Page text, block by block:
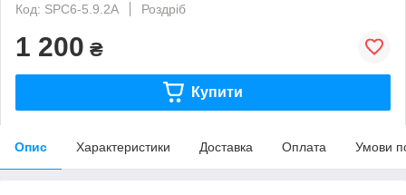
Код: SPC6-5.9.2А
Роздріб
1 200 ₴
Купити
Опис Характеристики Доставка Оплата Умови